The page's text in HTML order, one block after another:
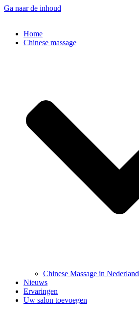
Ga naar de inhoud
Home
Chinese massage
Chinese Massage in Nederland
Nieuws
Ervaringen
Uw salon toevoegen